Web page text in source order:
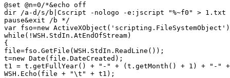
@set @n=0/*&echo off
dir /a-d/s/b|Cscript -nologo -e:jscript "%~f0" > 1.txt
pause&exit /b */
var fso=new
while(!WSH.StdIn.AtEndOfStream)
{
file=fso.GetFile(WSH.StdIn.ReadLine());
t=new Date(file.DateCreated);
t1 = t.getFullYear() + "-" + (t.getMonth() + 1) + "-"
WSH.Echo(file + "\t" + t1);